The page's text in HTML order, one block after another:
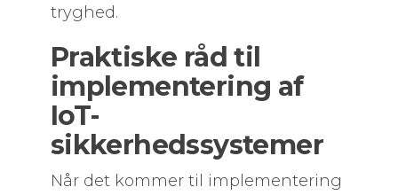
tryghed.
Praktiske råd til
implementering af
IoT-
sikkerhedssystemer
Når det kommer til implementering